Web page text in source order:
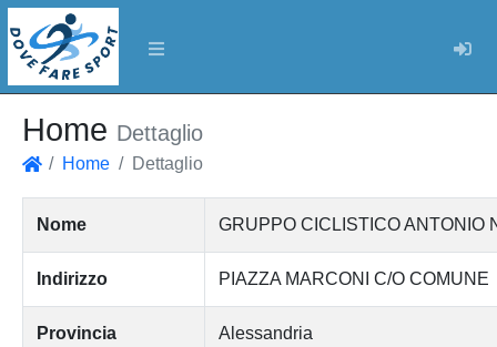
Home Dettaglio
Home Dettaglio
Nome GRUPPO CICLISTICO ANTONIO
Indirizzo PIAZZA MARCONI C/O COMUNE
Provincia Alessandria